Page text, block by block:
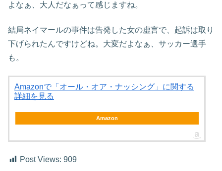
よなぁ、大人だなぁって感じますね。
結局ネイマールの事件は告発した女の虚言で、起訴は取り
下げられたんですけどね。大変だよなぁ、サッカー選手
も。
Amazonで「オール・オア・ナッシング」に関する
詳細を見る
Amazon
Post Views: 909